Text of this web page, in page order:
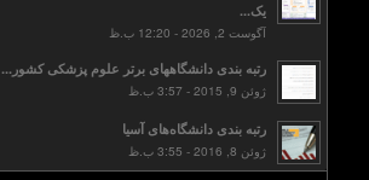
یک...
آگوست 2, 2026 - 12:20 ب.ظ
رتبه بندی دانشگاههای برتر علوم پزشکی کشور...
ژوئن 9, 2015 - 3:57 ب.ظ
رتبه بندی دانشگاه‌های آسیا
ژوئن 8, 2016 - 3:55 ب.ظ